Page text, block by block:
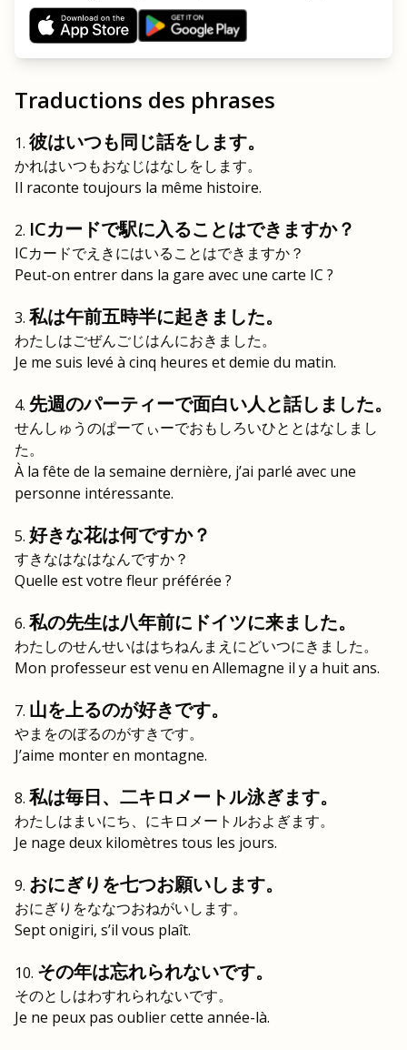
Traductions des phrases
彼はいつも同じ話をします。
かれはいつもおなじはなしをします。
Il raconte toujours la même histoire.
ICカードで駅に入ることはできますか？
ICカードでえきにはいることはできますか？
Peut-on entrer dans la gare avec une carte IC ?
私は午前五時半に起きました。
わたしはごぜんごじはんにおきました。
Je me suis levé à cinq heures et demie du matin.
先週のパーティーで面白い人と話しました。
せんしゅうのぱーてぃーでおもしろいひととはなしまし
た。
À la fête de la semaine dernière, j’ai parlé avec une
personne intéressante.
好きな花は何ですか？
すきなはなはなんですか？
Quelle est votre fleur préférée ?
私の先生は八年前にドイツに来ました。
わたしのせんせいははちねんまえにどいつにきました。
Mon professeur est venu en Allemagne il y a huit ans.
山を上るのが好きです。
やまをのぼるのがすきです。
J’aime monter en montagne.
私は毎日、二キロメートル泳ぎます。
わたしはまいにち、にキロメートルおよぎます。
Je nage deux kilomètres tous les jours.
おにぎりを七つお願いします。
おにぎりをななつおねがいします。
Sept onigiri, s’il vous plaît.
その年は忘れられないです。
そのとしはわすれられないです。
Je ne peux pas oublier cette année-là.